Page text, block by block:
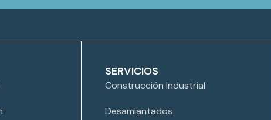
SERVICIOS
Construcción Industrial
Desamiantados